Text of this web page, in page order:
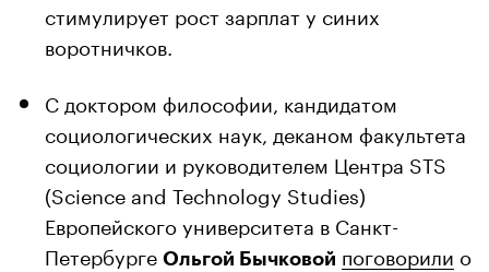
стимулирует рост зарплат у синих
воротничков.
С доктором философии, кандидатом
социологических наук, деканом факультета
социологии и руководителем Центра STS
(Science and Technology Studies)
Европейского университета в Санкт-
Петербурге Ольгой Бычковой поговорили о